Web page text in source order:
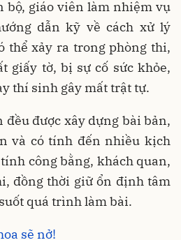
bộ, giáo viên làm nhiệm vụ
dẫn kỹ về cách xử lý
thể xảy ra trong phòng thi,
giấy tờ, bị sự cố sức khỏe,
thí sinh gây mất trật tự.
đều được xây dựng bài bản,
và có tính đến nhiều kịch
công bằng, khách quan,
đồng thời giữ ổn định tâm
quá trình làm bài.
sẽ nở!